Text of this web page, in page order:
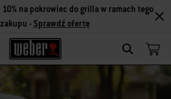
SEARCH
na pokrowiec do grilla w ramach tego
- Sprawdź ofertę